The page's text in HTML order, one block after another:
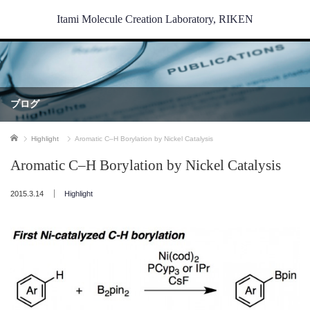
Itami Molecule Creation Laboratory, RIKEN
ブログ
ホーム Highlight Aromatic C–H Borylation by Nickel Catalysis
Aromatic C–H Borylation by Nickel Catalysis
2015.3.14 Highlight